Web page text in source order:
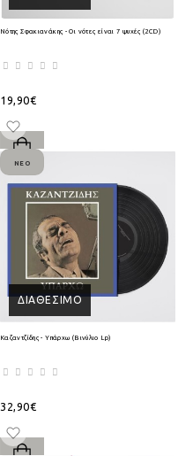
Νότης Σφακιανάκης - Οι νότες είναι 7 ψυχές (2CD)
19,90€
ΔΙΑΘΈΣΙΜΟ
ΝΈΟ
Καζαντζίδης - Υπάρχω (Βινύλιο Lp)
32,90€